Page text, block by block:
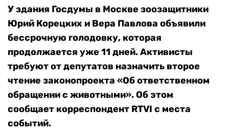
У здания Госдумы в Москве зоозащитники
Юрий Корецких и Вера Павлова объявили
бессрочную голодовку, которая
продолжается уже 11 дней. Активисты
требуют от депутатов назначить второе
чтение законопроекта «Об ответственном
обращении с животными». Об этом
сообщает корреспондент RTVI с места
событий.